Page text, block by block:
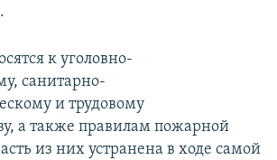
.
к уголовно-
санитарно-
и трудовому
а также правилам пожарной
из них устранена в ходе самой